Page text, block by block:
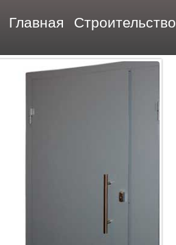
Главная Строительство